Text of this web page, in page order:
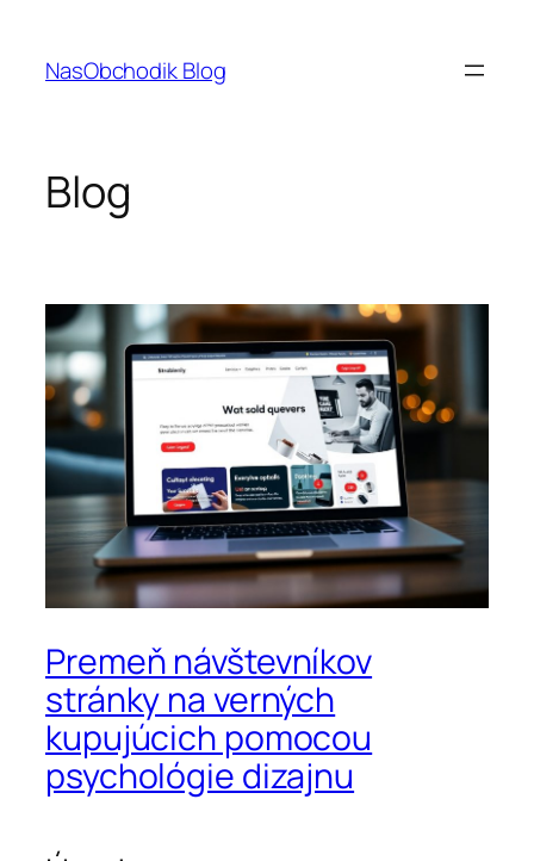
obsahNasObchodik Blog
Blog
Premeň návštevníkov
stránky na verných
kupujúcich pomocou
psychológie dizajnu